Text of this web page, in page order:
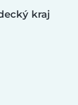
kraj